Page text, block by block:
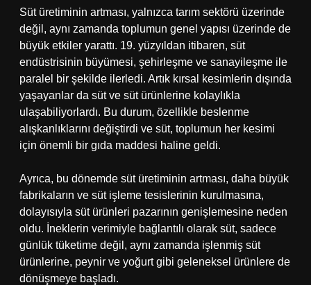
Süt üretiminin artması, yalnızca tarım sektörü üzerinde
değil, aynı zamanda toplumun genel yapısı üzerinde de
büyük etkiler yarattı. 19. yüzyıldan itibaren, süt
endüstrisinin büyümesi, şehirleşme ve sanayileşme ile
paralel bir şekilde ilerledi. Artık kırsal kesimlerin dışında
yaşayanlar da süt ve süt ürünlerine kolaylıkla
ulaşabiliyorlardı. Bu durum, özellikle beslenme
alışkanlıklarını değiştirdi ve süt, toplumun her kesimi
için önemli bir gıda maddesi haline geldi.
Ayrıca, bu dönemde süt üretiminin artması, daha büyük
fabrikaların ve süt işleme tesislerinin kurulmasına,
dolayısıyla süt ürünleri pazarının genişlemesine neden
oldu. İneklerin verimiyle bağlantılı olarak süt, sadece
günlük tüketime değil, aynı zamanda işlenmiş süt
ürünlerine, peynir ve yoğurt gibi geleneksel ürünlere de
dönüşmeye başladı.